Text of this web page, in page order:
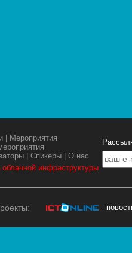
| Мероприятия
|Спикеры |О нас
инфраструктуры
-